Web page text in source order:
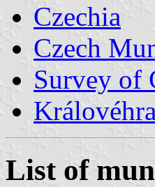
Czechia
Czech
Survey of
List of